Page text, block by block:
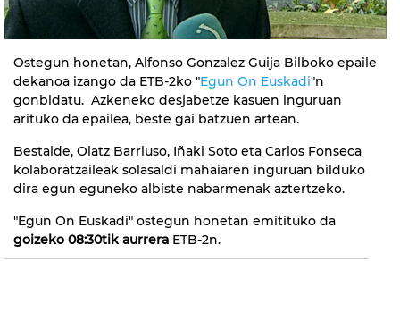
Ostegun honetan, Alfonso Gonzalez Guija Bilboko epaile
dekanoa izango da ETB-2ko "Egun On Euskadi"n
gonbidatu. Azkeneko desjabetze kasuen inguruan
arituko da epailea, beste gai batzuen artean.
Bestalde, Olatz Barriuso, Iñaki Soto eta Carlos Fonseca
kolaboratzaileak solasaldi mahaiaren inguruan bilduko
dira egun eguneko albiste nabarmenak aztertzeko.
"Egun On Euskadi" ostegun honetan emitituko da
goizeko 08:30tik aurrera ETB-2n.